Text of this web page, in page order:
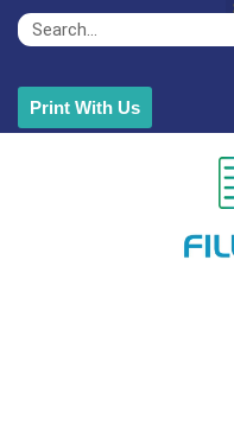
Print With Us